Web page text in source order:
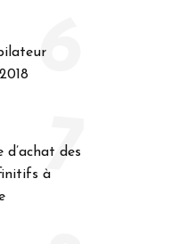
6
d’achat des
à
7